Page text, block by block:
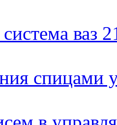
ваз
спицами